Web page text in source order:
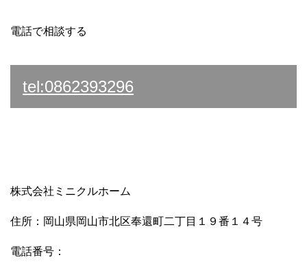
電話で相談する
tel:0862393296
株式会社ミニクルホーム
住所：岡山県岡山市北区奉還町二丁目１９番１４号
電話番号：